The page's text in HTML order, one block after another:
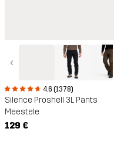
‹
4.6 (1378)
Silence Proshell 3L Pants
Meestele
129 €